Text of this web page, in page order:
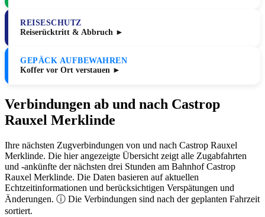
REISESCHUTZ
Reiserücktritt & Abbruch ►
GEPÄCK AUFBEWAHREN
Koffer vor Ort verstauen ►
Verbindungen ab und nach Castrop
Rauxel Merklinde
Ihre nächsten Zugverbindungen von und nach Castrop Rauxel
Merklinde. Die hier angezeigte Übersicht zeigt alle Zugabfahrten
und -ankünfte der nächsten drei Stunden am Bahnhof Castrop
Rauxel Merklinde. Die Daten basieren auf aktuellen
Echtzeitinformationen und berücksichtigen Verspätungen und
Änderungen. ⓘ Die Verbindungen sind nach der geplanten Fahrzeit
sortiert.